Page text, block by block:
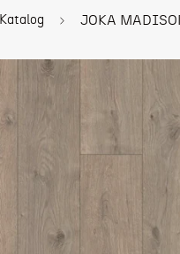
Katalog JOKA